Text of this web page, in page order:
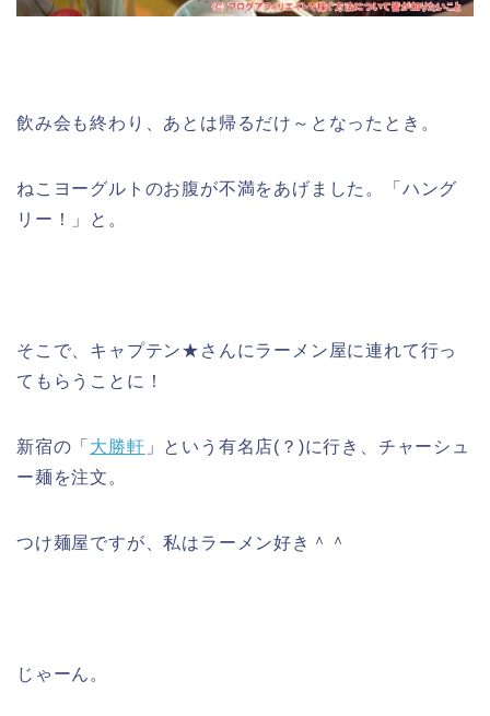
飲み会も終わり、あとは帰るだけ～となったとき。
ねこヨーグルトのお腹が不満をあげました。「ハング
リー！」と。
そこで、キャプテン★さんにラーメン屋に連れて行っ
てもらうことに！
新宿の「 大勝軒 」という有名店(？)に行き、チャーシュ
ー麺を注文。
つけ麺屋ですが、私はラーメン好き＾＾
じゃーん。